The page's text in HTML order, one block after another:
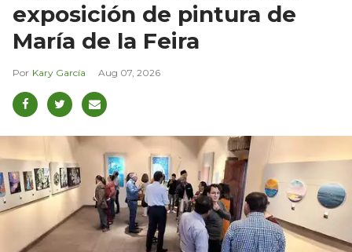
exposición de pintura de
María de la Feira
Kary García Aug 07, 2026